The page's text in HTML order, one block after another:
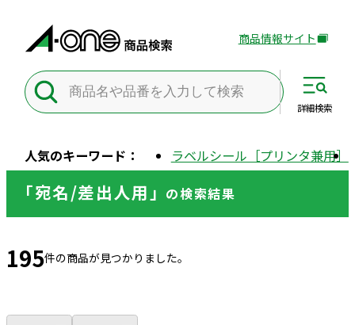
外
サ
別
ン
商品情報サイト
人気のキーワード： ラベルシール［プリンタ兼用］
詳細検索
「宛名/差出人用」 の検索結果
195件の商品が見つかりました。